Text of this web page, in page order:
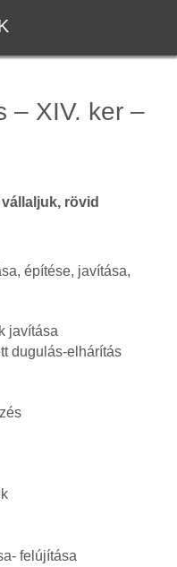
– XIV. ker –
rövid
építése, javítása,
javítása
dugulás-elhárítás
felújítása